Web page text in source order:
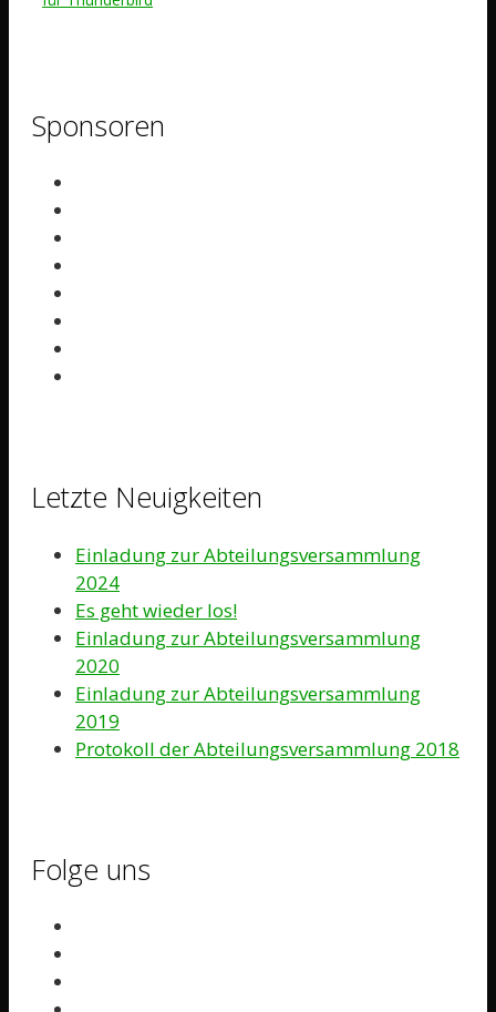
Sponsoren
Letzte Neuigkeiten
Einladung zur Abteilungsversammlung
2024
Es geht wieder los!
Einladung zur Abteilungsversammlung
2020
Einladung zur Abteilungsversammlung
2019
Protokoll der Abteilungsversammlung 2018
Folge uns